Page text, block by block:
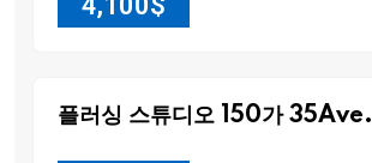
플러싱 스튜디오 150가 35Ave.